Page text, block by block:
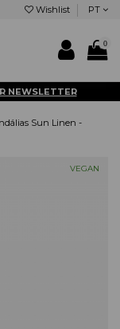
Wishlist PT
0
NEWSLETTER
Sun Linen -
VEGAN